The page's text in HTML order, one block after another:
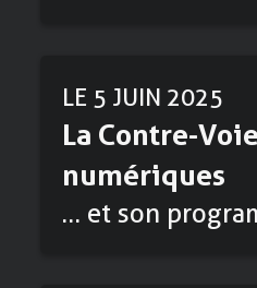
LE 5 JUIN 2025
La Contre-
numériques
… et son